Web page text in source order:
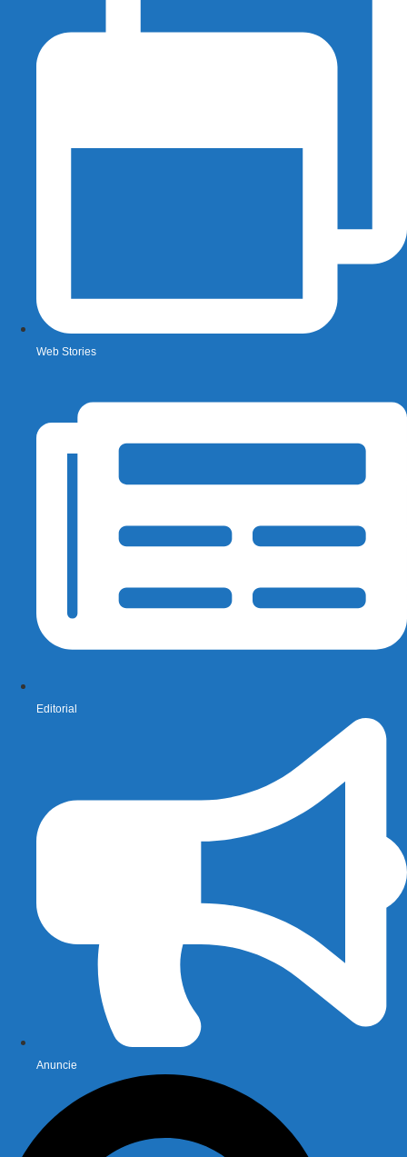
Web Stories
Editorial
Anuncie